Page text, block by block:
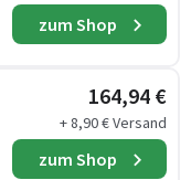
zum Shop
164,94 €
+ 8,90 € Versand
zum Shop